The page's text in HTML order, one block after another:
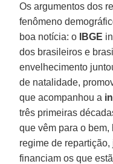
Os argumentos dos
fenômeno
boa notícia: o
IBGE
dos brasileiros e
envelhecimento
de natalidade,
que acompanhou a
três primeiras
que vêm para o
regime de
financiam os que